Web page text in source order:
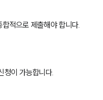
적으로 제출해야 합니다.
청이 가능합니다.